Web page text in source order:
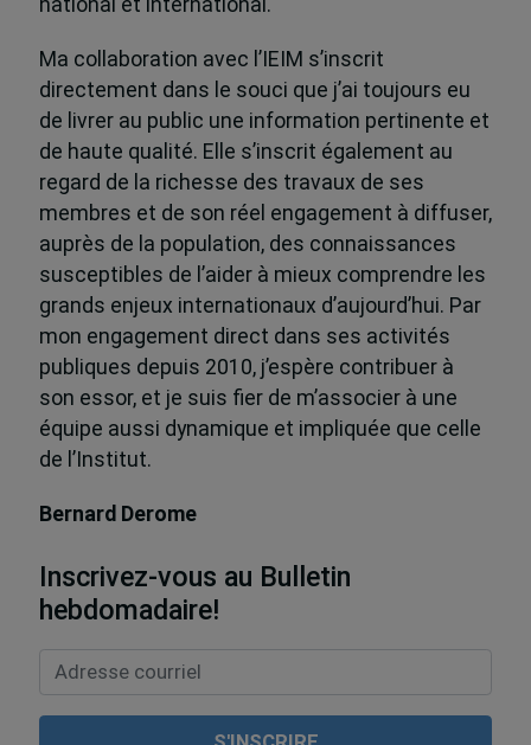
Ma collaboration avec l’IEIM s’inscrit
directement dans le souci que j’ai toujours eu
de livrer au public une information pertinente et
de haute qualité. Elle s’inscrit également au
regard de la richesse des travaux de ses
membres et de son réel engagement à diffuser,
auprès de la population, des connaissances
susceptibles de l’aider à mieux comprendre les
grands enjeux internationaux d’aujourd’hui. Par
mon engagement direct dans ses activités
publiques depuis 2010, j’espère contribuer à
son essor, et je suis fier de m’associer à une
équipe aussi dynamique et impliquée que celle
de l’Institut.
Bernard Derome
Inscrivez-vous au Bulletin
hebdomadaire!